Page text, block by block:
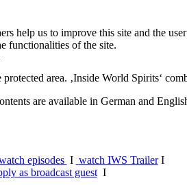
area. ‚Inside World Spirits‘
are available in German and
episodes I watch IWS TrailerI
as broadcast guestI
help us to improve this site and the
functionalities of the site.